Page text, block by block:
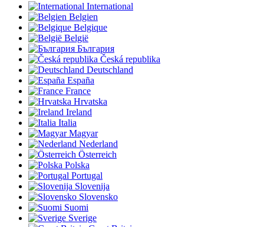
International
Belgien
Belgique
België
България
Česká republika
Deutschland
España
France
Hrvatska
Ireland
Italia
Magyar
Nederland
Österreich
Polska
Portugal
Slovenija
Slovensko
Suomi
Sverige